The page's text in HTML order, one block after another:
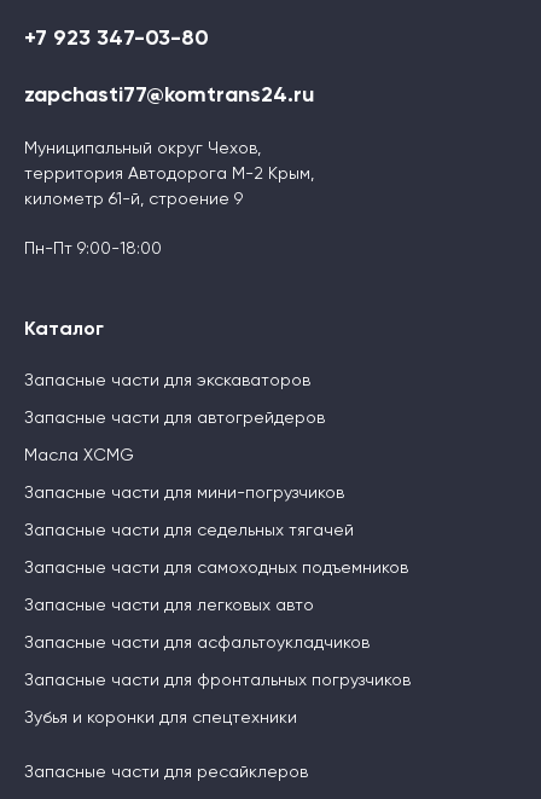
+7 923 347-03-80
zapchasti77@komtrans24.ru
Муниципальный округ Чехов,
территория Автодорога М-2 Крым,
километр 61-й, строение 9
Пн-Пт 9:00-18:00
Каталог
Запасные части для экскаваторов
Запасные части для автогрейдеров
Масла XCMG
Запасные части для мини-погрузчиков
Запасные части для седельных тягачей
Запасные части для самоходных подъемников
Запасные части для легковых авто
Запасные части для асфальтоукладчиков
Запасные части для фронтальных погрузчиков
Зубья и коронки для спецтехники
Запасные части для ресайклеров